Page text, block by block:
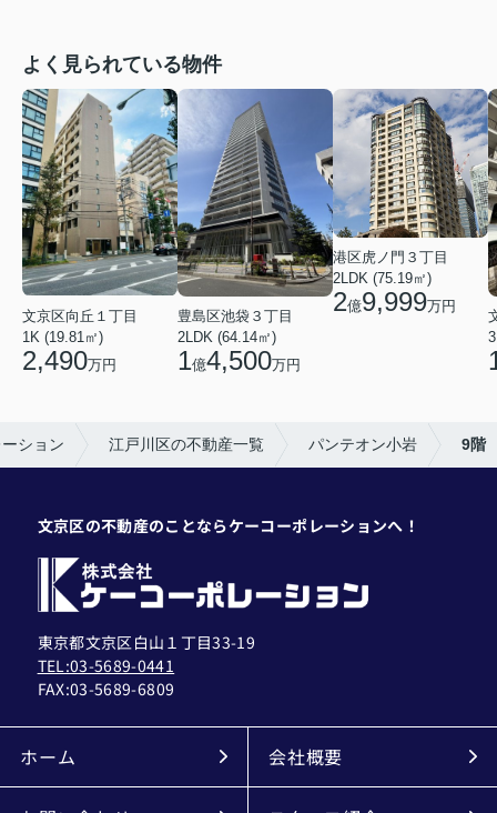
よく見られている物件
文京区向丘１丁目
1K (19.81㎡)
2,490万円
豊島区池袋３丁目
2LDK (64.14㎡)
1億4,500万円
港区虎ノ門３丁目
2LDK (75.19㎡)
2億9,999万円
ション 江戸川区の不動産一覧 パンテオン小岩 9階
文京区の不動産のことならケーコーポレーションへ！
東京都文京区白山１丁目33-19
TEL:03-5689-0441
FAX:03-5689-6809
ホーム 会社概要